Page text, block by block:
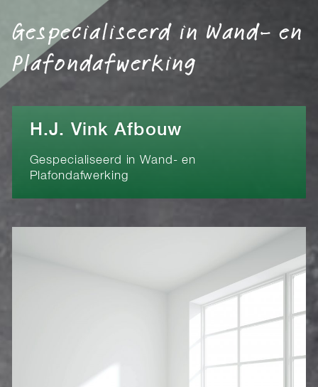
Gespecialiseerd in Wand- en
Plafondafwerking
H.J. Vink Afbouw
Gespecialiseerd in Wand- en
Plafondafwerking